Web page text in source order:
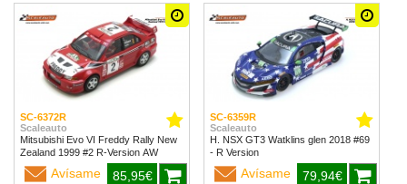
SC-6372R
Scaleauto
Mitsubishi Evo VI Freddy Rally New
Zealand 1999 #2 R-Version AW
Avísame 85,95€
SC-6359R
Scaleauto
H. NSX GT3 Watklins glen 2018 #69
- R Version
Avísame 79,94€